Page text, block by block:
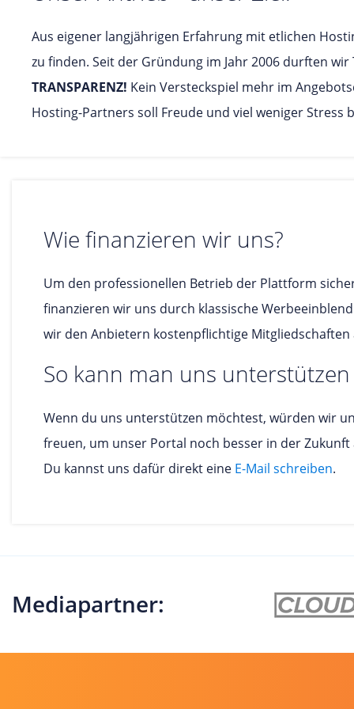
Aus eigener langjährigen Erfahrung mit etlichen
zu finden. Seit der Gründung im Jahr 2006 durften
TRANSPARENZ! Kein Versteckspiel mehr im
Hosting-Partners soll Freude und viel weniger Stress
Wie finanzieren wir uns?
Um den professionellen Betrieb der Plattform
finanzieren wir uns durch klassische
wir den Anbietern kostenpflichtige Mitgliedschaften
So kann man uns unterstützen
Wenn du uns unterstützen möchtest, würden wir
freuen, um unser Portal noch besser in der
Du kannst uns dafür direkt eine E-Mail schreiben.
Mediapartner: